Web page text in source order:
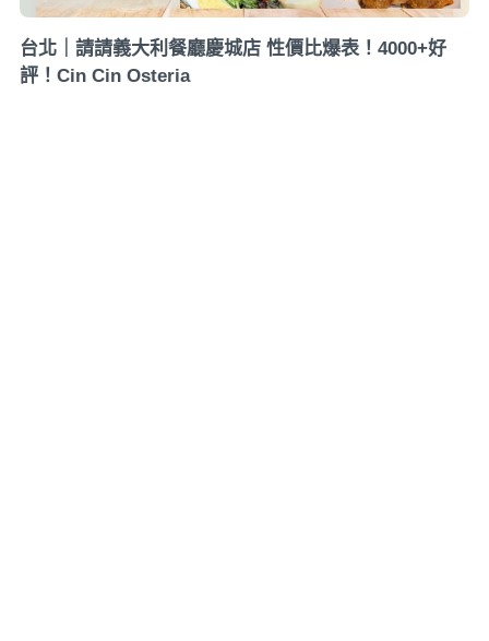
台北｜請請義大利餐廳慶城店 性價比爆表！4000+好
評！Cin Cin Osteria